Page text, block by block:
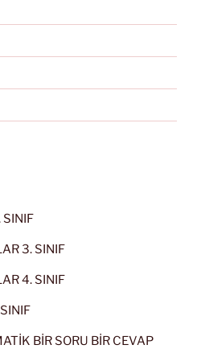
SINIF
3. SINIF
4. SINIF
BİR SORU BİR CEVAP